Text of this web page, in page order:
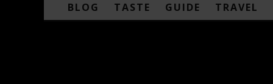
BLOG TASTE GUIDE TRAVEL